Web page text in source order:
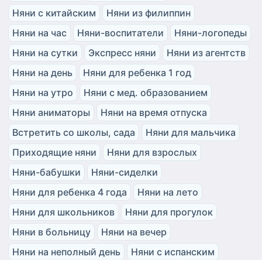
Няни с китайским
Няни из филиппин
Няни на час
Няни-воспитатели
Няни-логопеды
Няни на сутки
Экспресс няни
Няни из агентств
Няни на день
Няни для ребенка 1 год
Няни на утро
Няни с мед. образованием
Няни аниматоры
Няни на время отпуска
Встретить со школы, сада
Няни для мальчика
Приходящие няни
Няни для взрослых
Няни-бабушки
Няни-сиделки
Няни для ребенка 4 года
Няни на лето
Няни для школьников
Няни для прогулок
Няни в больницу
Няни на вечер
Няни на неполный день
Няни с испанским